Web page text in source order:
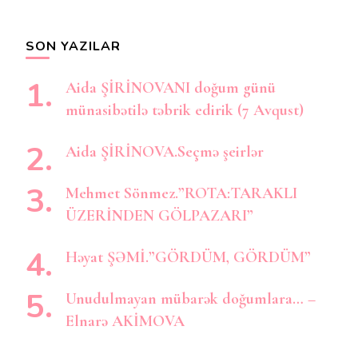
SON YAZILAR
Aida ŞİRİNOVANI doğum günü
münasibətilə təbrik edirik (7 Avqust)
Aida ŞİRİNOVA.Seçmə şeirlər
Mehmet Sönmez.”ROTA:TARAKLI
ÜZERİNDEN GÖLPAZARI”
Həyat ŞƏMİ.”GÖRDÜM, GÖRDÜM”
Unudulmayan mübarək doğumlara… –
Elnarə AKİMOVA